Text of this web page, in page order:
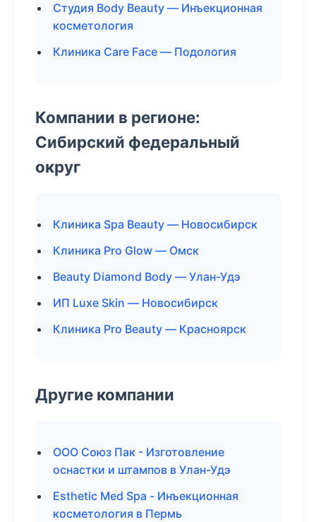
Студия Body Beauty — Инъекционная
косметология
Клиника Care Face — Подология
Компании в регионе:
Сибирский федеральный
округ
Клиника Spa Beauty — Новосибирск
Клиника Pro Glow — Омск
Beauty Diamond Body — Улан-Удэ
ИП Luxe Skin — Новосибирск
Клиника Pro Beauty — Красноярск
Другие компании
ООО Союз Пак - Изготовление
оснастки и штампов в Улан-Удэ
Esthetic Med Spa - Инъекционная
косметология в Пермь